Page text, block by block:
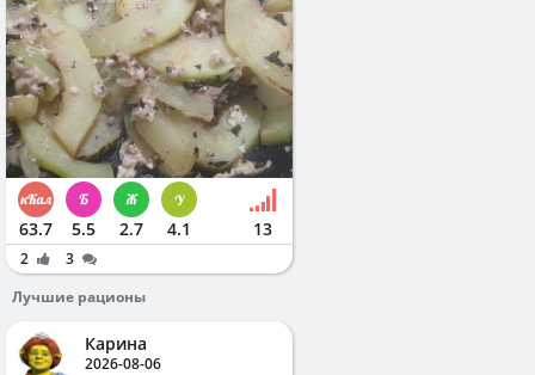
63.7 5.5 2.7 4.1 13
2
3
Лучшие рационы
Карина
2026-08-06